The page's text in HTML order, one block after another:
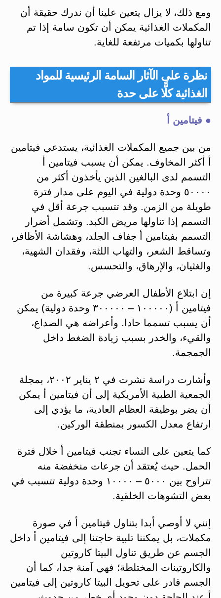
ومع ذلك، لا يزال يتعين علينا أن ندرك حقيقة أن
المكملات الغذائية يمكن أن تكون سامة إذا تم
تناولها بكميات مرتفعة للغاية.
نظرة على الآثار السامة الرئيسية للمواد
الغذائية كلًّا على حدة
● فيتامين أ
من بين جميع المكملات الغذائية، يستدعي فيتامين
أ أكثر المخاوف. يمكن أن يسبب فيتامين أ
التسمم لدى البالغين الذين يأخذون أكثر من
٥٠٠٠٠ وحدة دولية في اليوم على مدار فترة
طويلة من الزمن. وقد تتسبب جرعة أقل في
التسمم إذا تناولها مريض الكبد. وتشمل أضرار
التسمم بفيتامين أ جفاف الجلد، وهشاشة الأظافر،
وتساقط الشعر، والتهاب اللثة، وفقدان الشهية،
والغثيان، والإرهاق، والتحسس.
إن ابتلاع الأطفال العرضي جرعة كبيرة من
فيتامين أ (١٠٠٠٠٠ – ٣٠٠٠٠٠ وحدة دولية) يمكن
أن يسبب تسمما حادا. وأعراضه هي الصداع،
والقيء، والخدر بسبب زيادة الضغط داخل
الجمجمة.
وأشارت دراسة نشرت في ٢ يناير ٢٠٠٢، بمجلة
الجمعية الطبية الأمريكية إلى أن فيتامين أ يمكن
أن يضر بوظيفة العظام العادية، ما يؤدي إلى
ارتفاع معدل الكسور بمنطقة الوركين.
كما يتعين على النساء تجنب فيتامين أ خلال فترة
الحمل. حيث يُعتقد أن جرعات منخفضة منه
تتراوح بين ٥٠٠٠ – ١٠٠٠٠ وحدة دولية تتسبب في
بعض التشوهات الخلقية.
إنني لا أوصي أبدا بتناول فيتامين أ في صورة
مكملات، بل يمكننا تلبية حاجتنا إلى فيتامين أ داخل
الجسم عن طريق تناول البيتا كاروتين
والكاروتينات المختلطة؛ فهي آمنة جدا، كما أن
الجسم قادر على تحويل البيتا كاروتين إلى فيتامين